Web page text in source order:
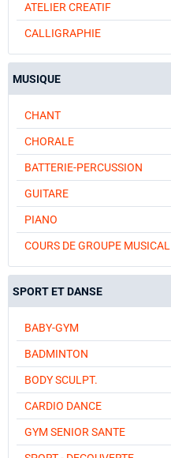
ATELIER CREATIF
CALLIGRAPHIE
MUSIQUE
CHANT
CHORALE
BATTERIE-PERCUSSION
GUITARE
PIANO
COURS DE GROUPE MUSICAL
SPORT ET DANSE
BABY-GYM
BADMINTON
BODY SCULPT.
CARDIO DANCE
GYM SENIOR SANTE